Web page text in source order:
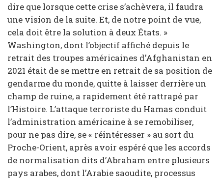
dire que lorsque cette crise s’achèvera, il faudra
une vision de la suite. Et, de notre point de vue,
cela doit être la solution à deux États. »
Washington, dont l’objectif affiché depuis le
retrait des troupes américaines d’Afghanistan en
2021 était de se mettre en retrait de sa position de
gendarme du monde, quitte à laisser derrière un
champ de ruine, a rapidement été rattrapé par
l’Histoire. L’attaque terroriste du Hamas conduit
l’administration américaine à se remobiliser,
pour ne pas dire, se « réintéresser » au sort du
Proche-Orient, après avoir espéré que les accords
de normalisation dits d’Abraham entre plusieurs
pays arabes, dont l’Arabie saoudite, processus